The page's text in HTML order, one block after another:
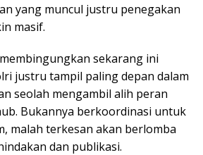
yang muncul justru penegakan
masif.
sekarang ini
justru tampil paling depan dalam
seolah mengambil alih peran
Bukannya berkoordinasi untuk
malah terkesan akan berlomba
dan publikasi.